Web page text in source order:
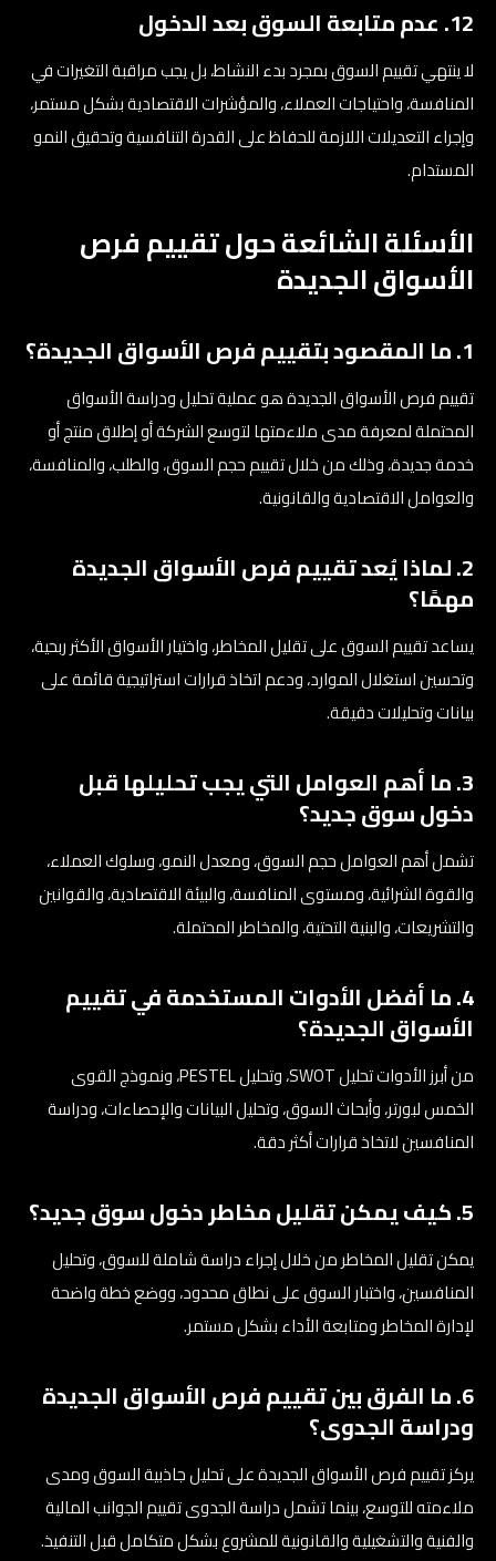
12. عدم متابعة السوق بعد الدخول
لا ينتهي تقييم السوق بمجرد بدء النشاط، بل يجب مراقبة التغيرات في
المنافسة، واحتياجات العملاء، والمؤشرات الاقتصادية بشكل مستمر،
وإجراء التعديلات اللازمة للحفاظ على القدرة التنافسية وتحقيق النمو
المستدام.
الأسئلة الشائعة حول تقييم فرص
الأسواق الجديدة
1. ما المقصود بتقييم فرص الأسواق الجديدة؟
تقييم فرص الأسواق الجديدة هو عملية تحليل ودراسة الأسواق
المحتملة لمعرفة مدى ملاءمتها لتوسع الشركة أو إطلاق منتج أو
خدمة جديدة، وذلك من خلال تقييم حجم السوق، والطلب، والمنافسة،
والعوامل الاقتصادية والقانونية.
2. لماذا يُعد تقييم فرص الأسواق الجديدة
مهمًا؟
يساعد تقييم السوق على تقليل المخاطر، واختيار الأسواق الأكثر ربحية،
وتحسين استغلال الموارد، ودعم اتخاذ قرارات استراتيجية قائمة على
بيانات وتحليلات دقيقة.
3. ما أهم العوامل التي يجب تحليلها قبل
دخول سوق جديد؟
تشمل أهم العوامل حجم السوق، ومعدل النمو، وسلوك العملاء،
والقوة الشرائية، ومستوى المنافسة، والبيئة الاقتصادية، والقوانين
والتشريعات، والبنية التحتية، والمخاطر المحتملة.
4. ما أفضل الأدوات المستخدمة في تقييم
الأسواق الجديدة؟
من أبرز الأدوات تحليل SWOT، وتحليل PESTEL، ونموذج القوى
الخمس لبورتر، وأبحاث السوق، وتحليل البيانات والإحصاءات، ودراسة
المنافسين لاتخاذ قرارات أكثر دقة.
5. كيف يمكن تقليل مخاطر دخول سوق جديد؟
يمكن تقليل المخاطر من خلال إجراء دراسة شاملة للسوق، وتحليل
المنافسين، واختبار السوق على نطاق محدود، ووضع خطة واضحة
لإدارة المخاطر ومتابعة الأداء بشكل مستمر.
6. ما الفرق بين تقييم فرص الأسواق الجديدة
ودراسة الجدوى؟
يركز تقييم فرص الأسواق الجديدة على تحليل جاذبية السوق ومدى
ملاءمته للتوسع، بينما تشمل دراسة الجدوى تقييم الجوانب المالية
والفنية والتشغيلية والقانونية للمشروع بشكل متكامل قبل التنفيذ.